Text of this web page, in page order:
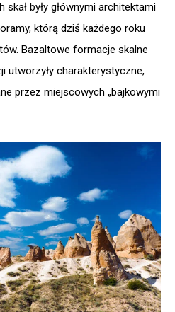
były głównymi architektami
którą dziś każdego roku
Bazaltowe formacje skalne
utworzyły charakterystyczne,
przez miejscowych „bajkowymi